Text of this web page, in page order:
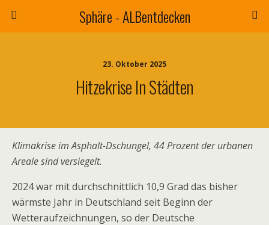
Sphäre - ALBentdecken
23. Oktober 2025
Hitzekrise In Städten
Klimakrise im Asphalt-Dschungel, 44 Prozent der urbanen
Areale sind versiegelt.
2024 war mit durchschnittlich 10,9 Grad das bisher
wärmste Jahr in Deutschland seit Beginn der
Wetteraufzeichnungen, so der Deutsche